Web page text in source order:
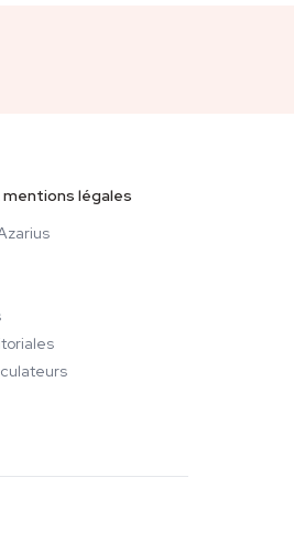
mentions légales